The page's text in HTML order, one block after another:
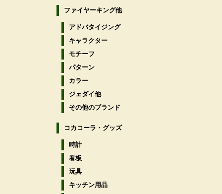
ファイヤーキング他
アドバタイジング
キャラクター
モチーフ
パターン
カラー
ジェダイ他
その他のブランド
コカコーラ・グッズ
時計
看板
玩具
キッチン用品